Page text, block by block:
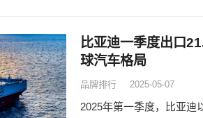
比亚迪一季度出口
球汽车格局
品牌排行 2025-05-07
2025年第一季度，比亚迪